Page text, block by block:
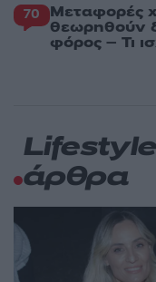
70 Μεταφορές
θεωρηθούν
φόρος – Τι
άρθρα